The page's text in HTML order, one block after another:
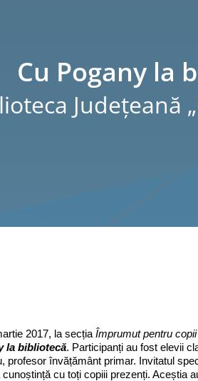
Cu Pogany la
Judeţeană
2017, la secțiaÎmprumut pentru copii
la bibliotecă. Participanți au fost elevii
profesor învățământ primar. Invitatul
cu toți copiii prezenți. Aceștia